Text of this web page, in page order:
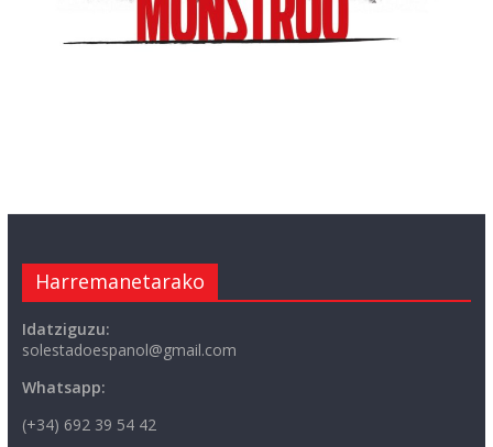
Harremanetarako
Idatziguzu:
solestadoespanol@gmail.com
Whatsapp:
(+34) 692 39 54 42